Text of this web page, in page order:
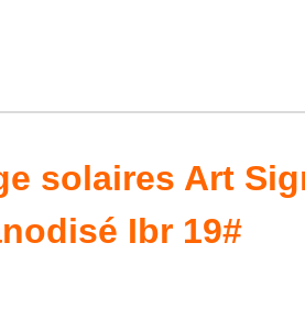
solaires Art
Ibr 19#